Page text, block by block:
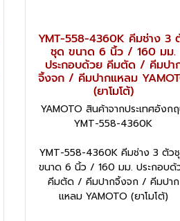
YMT-558-4360K คีมช่าง 3
ชุด ขนาด 6 นิ้ว / 160 มม.
ประกอบด้วย คีมตัด / คีมปา
จิ้งจก / คีมปากแหลม
(ยาโมโต้)
YAMOTO สินค้าจากประเทศอังก
YMT-558-4360K
YMT-558-4360K คีมช่าง 3 ตัว
ขนาด 6 นิ้ว / 160 มม. ประกอบด้
คีมตัด / คีมปากจิ้งจก / คีมปาก
แหลม YAMOTO (ยาโมโต้)